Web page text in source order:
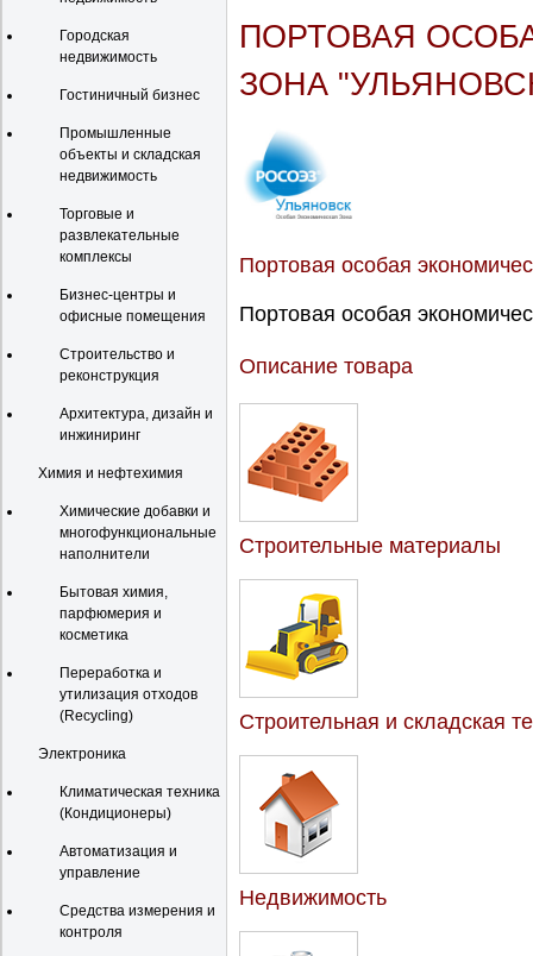
Городская
недвижимость
Гостиничный бизнес
Промышленные
объекты и складская
недвижимость
Торговые и
развлекательные
комплексы
Бизнес-центры и
офисные помещения
Строительство и
реконструкция
Архитектура, дизайн и
инжиниринг
Химия и нефтехимия
Химические добавки и
многофункциональные
наполнители
Бытовая химия,
парфюмерия и
косметика
Переработка и
утилизация отходов
(Recycling)
Электроника
Климатическая техника
(Кондиционеры)
Автоматизация и
управление
Средства измерения и
контроля
ПОРТОВАЯ
ЗОНА
Портовая особая
Портовая особая
Описание товара
Строительные материалы
Строительная и складская
Недвижимость